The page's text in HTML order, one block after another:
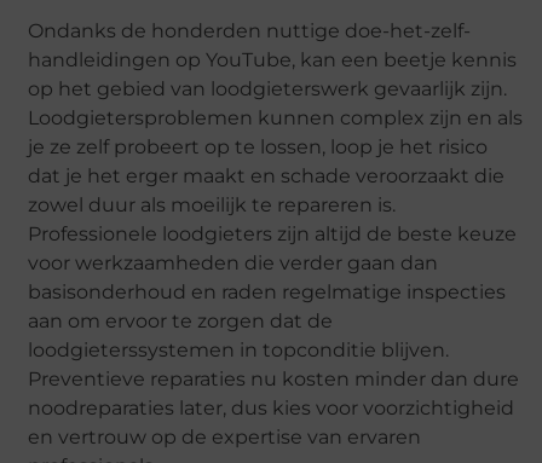
Ondanks de honderden nuttige doe-het-zelf-
handleidingen op YouTube, kan een beetje kennis
op het gebied van loodgieterswerk gevaarlijk zijn.
Loodgietersproblemen kunnen complex zijn en als
je ze zelf probeert op te lossen, loop je het risico
dat je het erger maakt en schade veroorzaakt die
zowel duur als moeilijk te repareren is.
Professionele loodgieters zijn altijd de beste keuze
voor werkzaamheden die verder gaan dan
basisonderhoud en raden regelmatige inspecties
aan om ervoor te zorgen dat de
loodgieterssystemen in topconditie blijven.
Preventieve reparaties nu kosten minder dan dure
noodreparaties later, dus kies voor voorzichtigheid
en vertrouw op de expertise van ervaren